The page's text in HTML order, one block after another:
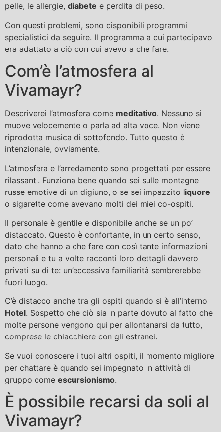
pelle, le allergie, diabete e perdita di peso.
Con questi problemi, sono disponibili programmi
specialistici da seguire. Il programma a cui partecipavo
era adattato a ciò con cui avevo a che fare.
Com’è l’atmosfera al
Vivamayr?
Descriverei l’atmosfera come meditativo. Nessuno si
muove velocemente o parla ad alta voce. Non viene
riprodotta musica di sottofondo. Tutto questo è
intenzionale, ovviamente.
L’atmosfera e l’arredamento sono progettati per essere
rilassanti. Funziona bene quando sei sulle montagne
russe emotive di un digiuno, o se sei impazzito liquore
o sigarette come avevano molti dei miei co-ospiti.
Il personale è gentile e disponibile anche se un po’
distaccato. Questo è confortante, in un certo senso,
dato che hanno a che fare con così tante informazioni
personali e tu a volte racconti loro dettagli davvero
privati ​​su di te: un’eccessiva familiarità sembrerebbe
fuori luogo.
C’è distacco anche tra gli ospiti quando si è all’interno
Hotel. Sospetto che ciò sia in parte dovuto al fatto che
molte persone vengono qui per allontanarsi da tutto,
comprese le chiacchiere con gli estranei.
Se vuoi conoscere i tuoi altri ospiti, il momento migliore
per chattare è quando sei impegnato in attività di
gruppo come escursionismo.
È possibile recarsi da soli al
Vivamayr?